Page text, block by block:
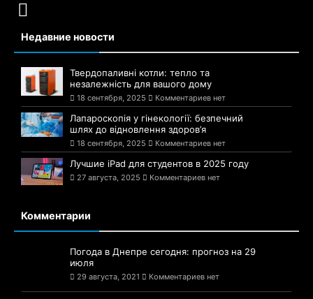
Недавние новости
Твердопаливні котли: тепло та
незалежність для вашого дому
18 сентября, 2025 Комментариев нет
Лапароскопія у гінекології: безпечний
шлях до відновлення здоров’я
18 сентября, 2025 Комментариев нет
Лучшие iPad для студентов в 2025 году
27 августа, 2025 Комментариев нет
Комментарии
Погода в Днепре сегодня: прогноз на 29
июля
29 августа, 2021 Комментариев нет